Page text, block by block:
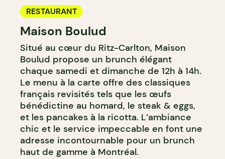
RESTAURANT
Maison Boulud
Situé au cœur du Ritz-Carlton, Maison
Boulud propose un brunch élégant
chaque samedi et dimanche de 12h à 14h.
Le menu à la carte offre des classiques
français revisités tels que les œufs
bénédictine au homard, le steak & eggs,
et les pancakes à la ricotta. L’ambiance
chic et le service impeccable en font une
adresse incontournable pour un brunch
haut de gamme à Montréal.